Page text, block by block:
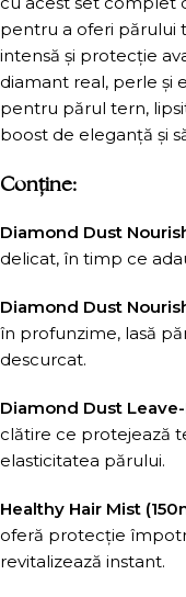
pentru a oferi părului
intensă și protecție
diamant real, perle și
pentru părul tern,
boost de eleganță și
Conține:
Diamond Dust
delicat, în timp ce
Diamond Dust
în profunzime, lasă
descurcat.
Diamond Dust
clătire ce protejează
elasticitatea părului.
Healthy Hair Mist
oferă protecție
revitalizează instant.